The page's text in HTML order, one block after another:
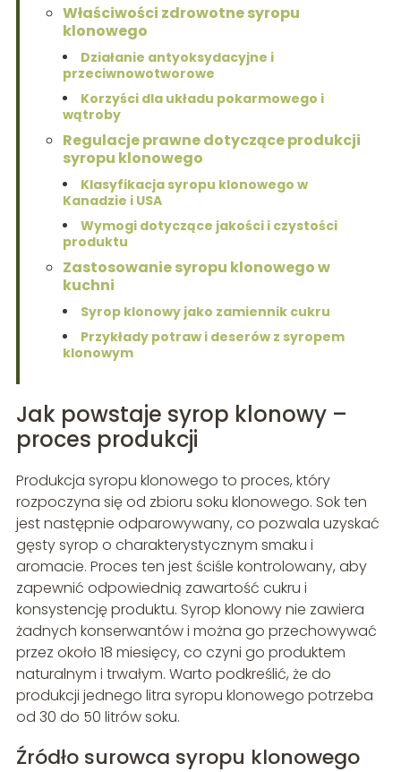
Właściwości zdrowotne syropu
klonowego
Działanie antyoksydacyjne i
przeciwnowotworowe
Korzyści dla układu pokarmowego i
wątroby
Regulacje prawne dotyczące produkcji
syropu klonowego
Klasyfikacja syropu klonowego w
Kanadzie i USA
Wymogi dotyczące jakości i czystości
produktu
Zastosowanie syropu klonowego w
kuchni
Syrop klonowy jako zamiennik cukru
Przykłady potraw i deserów z syropem
klonowym
Jak powstaje syrop klonowy –
proces produkcji
Produkcja syropu klonowego to proces, który
rozpoczyna się od zbioru soku klonowego. Sok ten
jest następnie odparowywany, co pozwala uzyskać
gęsty syrop o charakterystycznym smaku i
aromacie. Proces ten jest ściśle kontrolowany, aby
zapewnić odpowiednią zawartość cukru i
konsystencję produktu. Syrop klonowy nie zawiera
żadnych konserwantów i można go przechowywać
przez około 18 miesięcy, co czyni go produktem
naturalnym i trwałym. Warto podkreślić, że do
produkcji jednego litra syropu klonowego potrzeba
od 30 do 50 litrów soku.
Źródło surowca syropu klonowego